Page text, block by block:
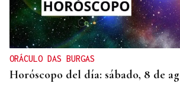
ORÁCULO DAS BURGAS
Horóscopo del día: sábado, 8 de